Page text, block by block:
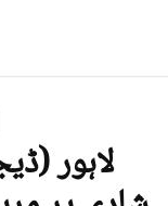
لاہور